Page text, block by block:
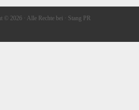
© 2026 · Alle Rechte bei · Stang PR